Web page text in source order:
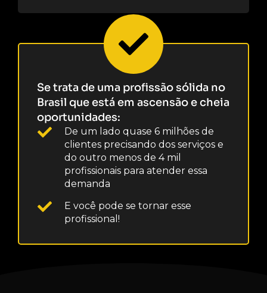
Se trata de uma profissão sólida no
Brasil que está em ascensão e cheia
oportunidades:
De um lado quase 6 milhões de
clientes precisando dos serviços e
do outro menos de 4 mil
profissionais para atender essa
demanda
E você pode se tornar esse
profissional!